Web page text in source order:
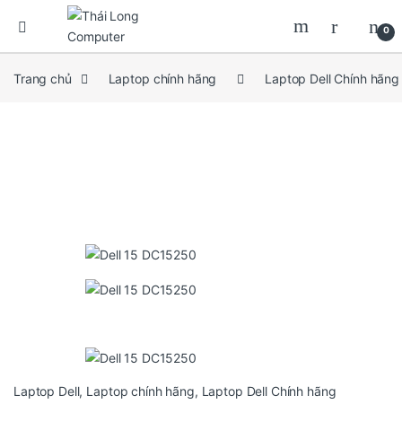
0
Trang chủ Laptop chính hãng Laptop Dell Chính hãng
Laptop Dell, Laptop chính hãng, Laptop Dell Chính hãng